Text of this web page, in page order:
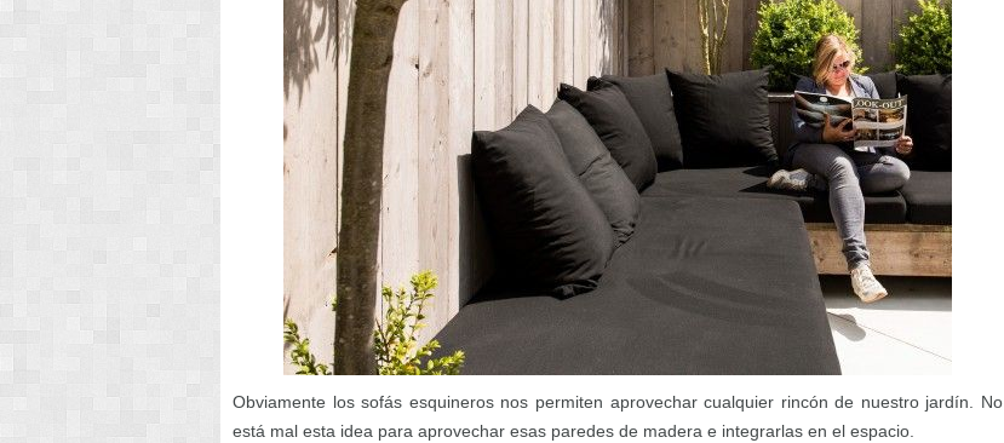
Obviamente los sofás esquineros nos permiten aprovechar cualquier rincón de nuestro jardín. No
está mal esta idea para aprovechar esas paredes de madera e integrarlas en el espacio.